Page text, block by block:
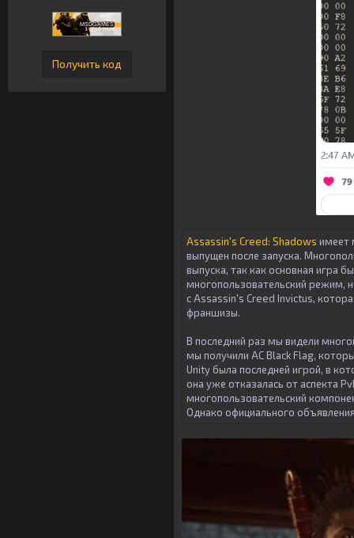
Assassin's Creed: Shadows имеет
выпущен после запуска.
выпуска, так как основная игра
многопользовательский режим,
с Assassin's Creed Invictus,
франшизы.
В последний раз мы видели
мы получили AC Black Flag,
Unity была последней игрой, в
она уже отказалась от аспекта
многопользовательский
Однако официального